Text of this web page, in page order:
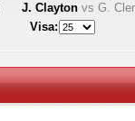
J. Clayton vs G.
Visa: